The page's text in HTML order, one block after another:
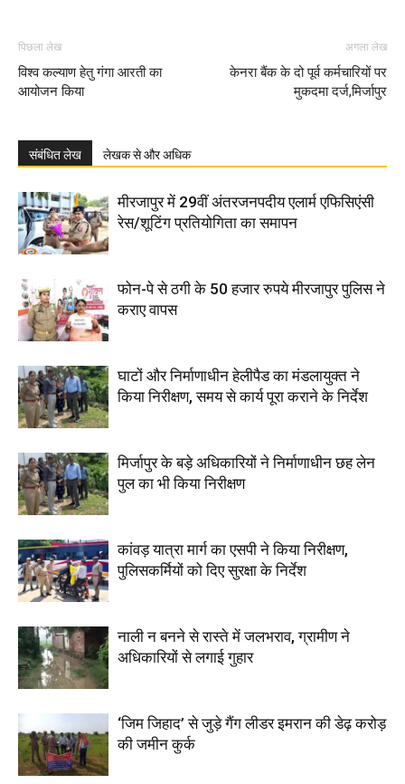
पिछला लेख
विश्व कल्याण हेतु गंगा आरती का
आयोजन किया
अगला लेख
केनरा बैंक के दो पूर्व कर्मचारियों पर
मुकदमा दर्ज,मिर्जापुर
संबंधित लेख लेखक से और अधिक
मीरजापुर में 29वीं अंतरजनपदीय एलार्म एफिसिएंसी
रेस/शूटिंग प्रतियोगिता का समापन
फोन-पे से ठगी के 50 हजार रुपये मीरजापुर पुलिस ने
कराए वापस
घाटों और निर्माणाधीन हेलीपैड का मंडलायुक्त ने
किया निरीक्षण, समय से कार्य पूरा कराने के निर्देश
मिर्जापुर के बड़े अधिकारियों ने निर्माणाधीन छह लेन
पुल का भी किया निरीक्षण
कांवड़ यात्रा मार्ग का एसपी ने किया निरीक्षण,
पुलिसकर्मियों को दिए सुरक्षा के निर्देश
नाली न बनने से रास्ते में जलभराव, ग्रामीण ने
अधिकारियों से लगाई गुहार
‘जिम जिहाद’ से जुड़े गैंग लीडर इमरान की डेढ़ करोड़
की जमीन कुर्क